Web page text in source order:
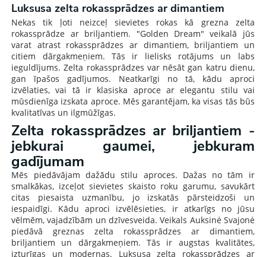
Luksusa zelta rokassprādzes ar dimantiem
Nekas tik ļoti neizceļ sievietes rokas kā grezna zelta
rokassprādze ar briljantiem. "Golden Dream" veikalā jūs
varat atrast rokassprādzes ar dimantiem, briljantiem un
citiem dārgakmeņiem. Tās ir lielisks rotājums un labs
ieguldījums. Zelta rokassprādzes var nēsāt gan katru dienu,
gan īpašos gadījumos. Neatkarīgi no tā, kādu aproci
izvēlaties, vai tā ir klasiska aproce ar elegantu stilu vai
mūsdienīga izskata aproce. Mēs garantējam, ka visas tās būs
kvalitatīvas un ilgmūžīgas.
Zelta rokassprādzes ar briljantiem -
jebkurai gaumei, jebkuram
gadījumam
Mēs piedāvājam dažādu stilu aproces. Dažas no tām ir
smalkākas, izceļot sievietes skaisto roku garumu, savukārt
citas piesaista uzmanību, jo izskatās pārsteidzoši un
iespaidīgi. Kādu aproci izvēlēsieties, ir atkarīgs no jūsu
vēlmēm, vajadzībām un dzīvesveida. Veikals Auksinė Svajonė
piedāvā greznas zelta rokassprādzes ar dimantiem,
briljantiem un dārgakmeņiem. Tās ir augstas kvalitātes,
izturīgas un modernas. Luksusa zelta rokassprādzes ar